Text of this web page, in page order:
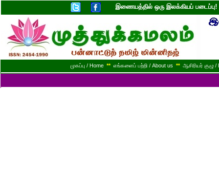
இணையத்தில் ஒரு இலக்கியப்
முகப்பு / Home ** எங்களைப் பற்றி / About us ** ஆசிரியர் குழு